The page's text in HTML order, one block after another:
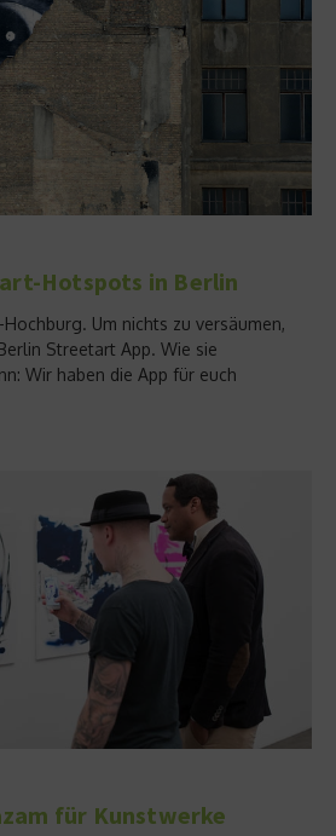
Hotspots in Berlin
Um nichts zu versäumen,
Streetart App. Wie sie
Wir haben die App für euch
für Kunstwerke